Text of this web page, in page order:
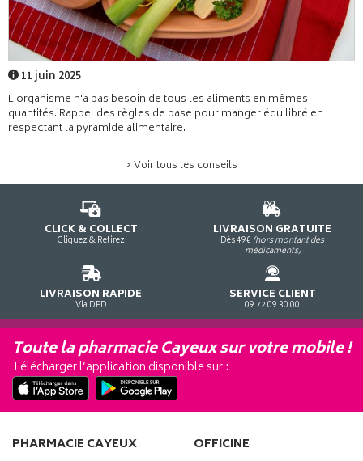
11 juin 2025
L'organisme n'a pas besoin de tous les aliments en mêmes
quantités. Rappel des règles de base pour manger équilibré en
respectant la pyramide alimentaire.
> Voir tous les conseils
CLICK & COLLECT
Cliquez & Retirez
LIVRAISON GRATUITE
Dès 49€ (hors montant des
médicaments)
LIVRAISON RAPIDE
Via DPD
SERVICE CLIENT
09 72 09 30 00
Toute la pharmacie Cayeux sur votre mobile !
Télécharger l’application disponible sur :
PHARMACIE CAYEUX OFFICINE